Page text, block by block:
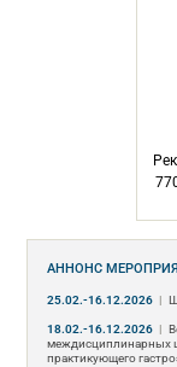
АННОНС
25.02.-16.12.2026 |
18.02.-16.12.2026 |
междисциплинарных
практикующего